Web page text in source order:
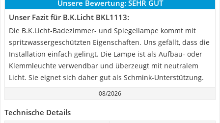
Unsere Bewertung: SEHR GUT
Unser Fazit für B.K.Licht BKL1113:
Die B.K.Licht-Badezimmer- und Spiegellampe kommt mit
spritzwassergeschützten Eigenschaften. Uns gefällt, dass die
Installation einfach gelingt. Die Lampe ist als Aufbau- oder
Klemmleuchte verwendbar und überzeugt mit neutralem
Licht. Sie eignet sich daher gut als Schmink-Unterstützung.
08/2026
Technische Details